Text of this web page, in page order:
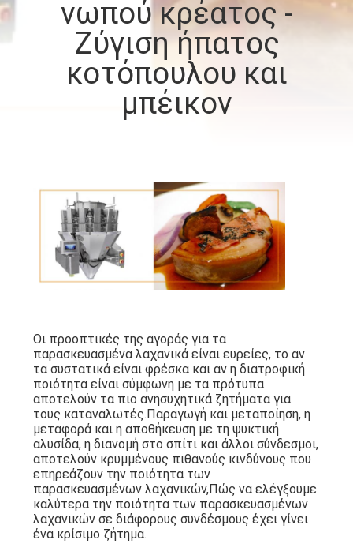
ΠΟΙΟΤΙΚΌΣ
ΈΛΕΓΧΟΣ
ΕΠΙΚΟΙΝΩΝΉΣΤΕ
ΥΠΟΘΈΣΕΙΣ
ΜΙΑ
ΠΡΟΣΦΟΡΆ
SITEMAP
ΠΟΛΙΤΙΚΉ
ΑΠΟΡΡΉΤΟΥ
νωπού κρέατος -
Ζύγιση ήπατος
κοτόπουλου και
μπέικον
Οι προοπτικές της αγοράς για τα
παρασκευασμένα λαχανικά είναι ευρείες, το αν
τα συστατικά είναι φρέσκα και αν η διατροφική
ποιότητα είναι σύμφωνη με τα πρότυπα
αποτελούν τα πιο ανησυχητικά ζητήματα για
τους καταναλωτές.Παραγωγή και μεταποίηση, η
μεταφορά και η αποθήκευση με τη ψυκτική
αλυσίδα, η διανομή στο σπίτι και άλλοι σύνδεσμοι,
αποτελούν κρυμμένους πιθανούς κινδύνους που
επηρεάζουν την ποιότητα των
παρασκευασμένων λαχανικών,Πώς να ελέγξουμε
καλύτερα την ποιότητα των παρασκευασμένων
λαχανικών σε διάφορους συνδέσμους έχει γίνει
ένα κρίσιμο ζήτημα.